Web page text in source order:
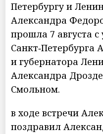
Петербургу и
Александра
прошла 7 августа
Санкт‑Петербурга
и губернатора
Александра
Смольном.
в ходе встречи
поздравил